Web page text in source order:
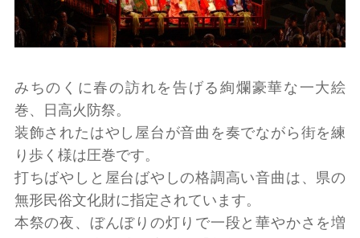
みちのくに春の訪れを告げる絢爛豪華な一大絵
巻、日高火防祭。
装飾されたはやし屋台が音曲を奏でながら街を練
り歩く様は圧巻です。
打ちばやしと屋台ばやしの格調高い音曲は、県の
無形民俗文化財に指定されています。
本祭の夜、ぼんぼりの灯りで一段と華やかさを増